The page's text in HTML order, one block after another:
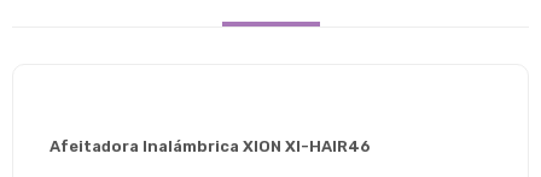
Afeitadora Inalámbrica XION XI-HAIR46